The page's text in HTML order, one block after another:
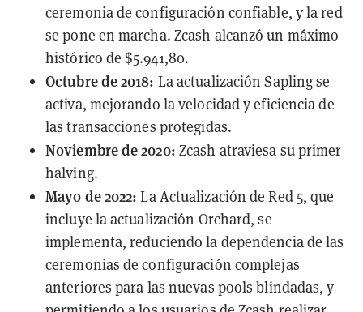
ceremonia de configuración confiable, y la red
se pone en marcha. Zcash alcanzó un máximo
histórico de $5.941,80.
Octubre de 2018: La actualización Sapling se
activa, mejorando la velocidad y eficiencia de
las transacciones protegidas.
Noviembre de 2020: Zcash atraviesa su primer
halving.
Mayo de 2022:La Actualización de Red 5, que
incluye la actualización Orchard, se
implementa, reduciendo la dependencia de las
ceremonias de configuración complejas
anteriores para las nuevas pools blindadas, y